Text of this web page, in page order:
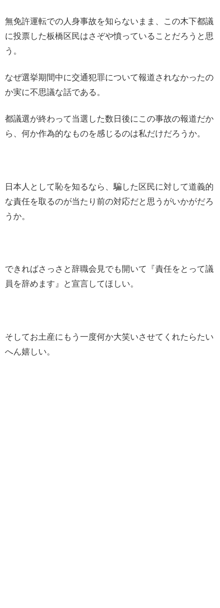
無免許運転での人身事故を知らないまま、この木下都議
に投票した板橋区民はさぞや憤っていることだろうと思
う。
なぜ選挙期間中に交通犯罪について報道されなかったの
か実に不思議な話である。
都議選が終わって当選した数日後にこの事故の報道だか
ら、何か作為的なものを感じるのは私だけだろうか。
日本人として恥を知るなら、騙した区民に対して道義的
な責任を取るのが当たり前の対応だと思うがいかがだろ
うか。
できればさっさと辞職会見でも開いて『責任をとって議
員を辞めます』と宣言してほしい。
そしてお土産にもう一度何か大笑いさせてくれたらたい
へん嬉しい。